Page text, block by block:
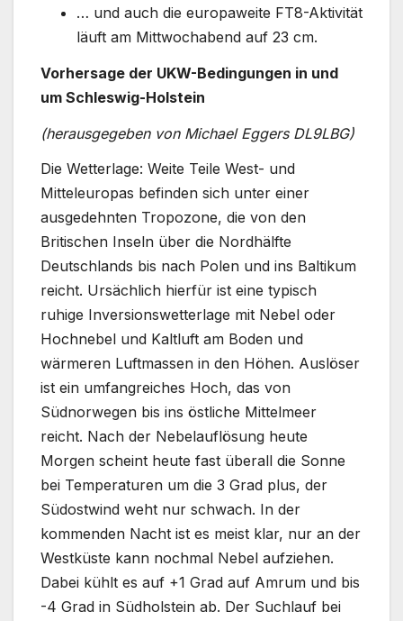
… und auch die europaweite FT8-Aktivität
läuft am Mittwochabend auf 23 cm.
Vorhersage der UKW-Bedingungen in und
um Schleswig-Holstein
(herausgegeben von Michael Eggers DL9LBG)
Die Wetterlage: Weite Teile West- und
Mitteleuropas befinden sich unter einer
ausgedehnten Tropozone, die von den
Britischen Inseln über die Nordhälfte
Deutschlands bis nach Polen und ins Baltikum
reicht. Ursächlich hierfür ist eine typisch
ruhige Inversionswetterlage mit Nebel oder
Hochnebel und Kaltluft am Boden und
wärmeren Luftmassen in den Höhen. Auslöser
ist ein umfangreiches Hoch, das von
Südnorwegen bis ins östliche Mittelmeer
reicht. Nach der Nebelauflösung heute
Morgen scheint heute fast überall die Sonne
bei Temperaturen um die 3 Grad plus, der
Südostwind weht nur schwach. In der
kommenden Nacht ist es meist klar, nur an der
Westküste kann nochmal Nebel aufziehen.
Dabei kühlt es auf +1 Grad auf Amrum und bis
-4 Grad in Südholstein ab. Der Suchlauf bei